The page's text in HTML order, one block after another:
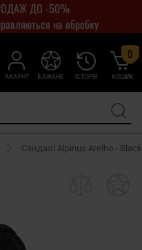
ДО -50%
на обробку
АКАУНТ ІСТОРІЯ
БАЖАНЕ КОШИК
0
Сандалі Alpinus Arelho - Black